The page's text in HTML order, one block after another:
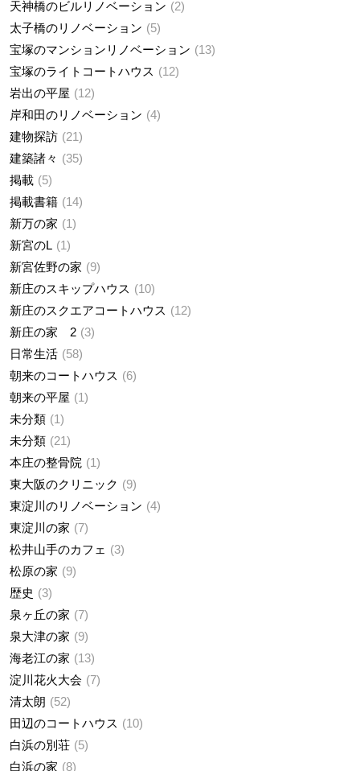
天神橋のビルリノベーション
2
太子橋のリノベーション
5
宝塚のマンションリノベーション
13
宝塚のライトコートハウス
12
岩出の平屋
12
岸和田のリノベーション
4
建物探訪
21
建築諸々
35
掲載
5
掲載書籍
14
新万の家
1
新宮のL
1
新宮佐野の家
9
新庄のスキップハウス
10
新庄のスクエアコートハウス
12
新庄の家 2 3
日常生活
58
朝来のコートハウス
6
朝来の平屋
1
未分類
1
未分類
21
本庄の整骨院
1
東大阪のクリニック
9
東淀川のリノベーション
4
東淀川の家
7
松井山手のカフェ
3
松原の家
9
歴史
3
泉ヶ丘の家
7
泉大津の家
9
海老江の家
13
淀川花火大会
7
清太朗
52
田辺のコートハウス
10
白浜の別荘
5
白浜の家
8